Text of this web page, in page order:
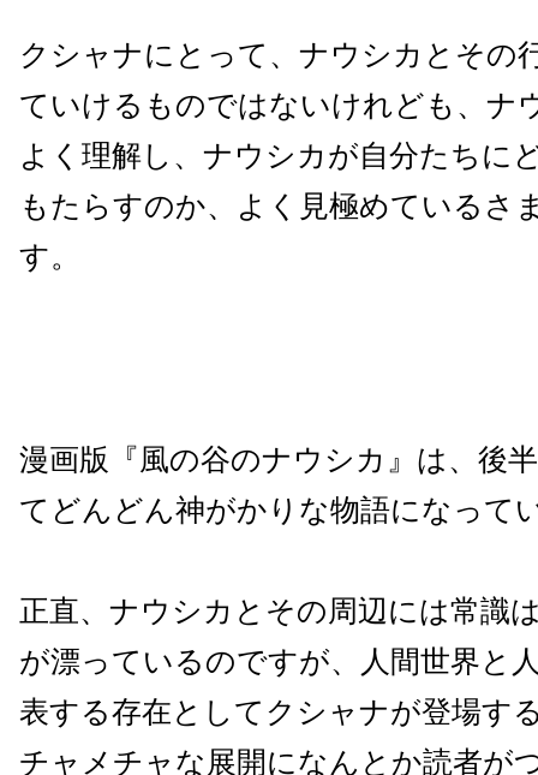
クシャナにとって、ナウシカとその
ていけるものではないけれども、ナ
よく理解し、ナウシカが自分たちに
もたらすのか、よく見極めているさ
す。
漫画版『風の谷のナウシカ』は、後
てどんどん神がかりな物語になって
正直、ナウシカとその周辺には常識
が漂っているのですが、人間世界と
表する存在としてクシャナが登場す
チャメチャな展開になんとか読者が